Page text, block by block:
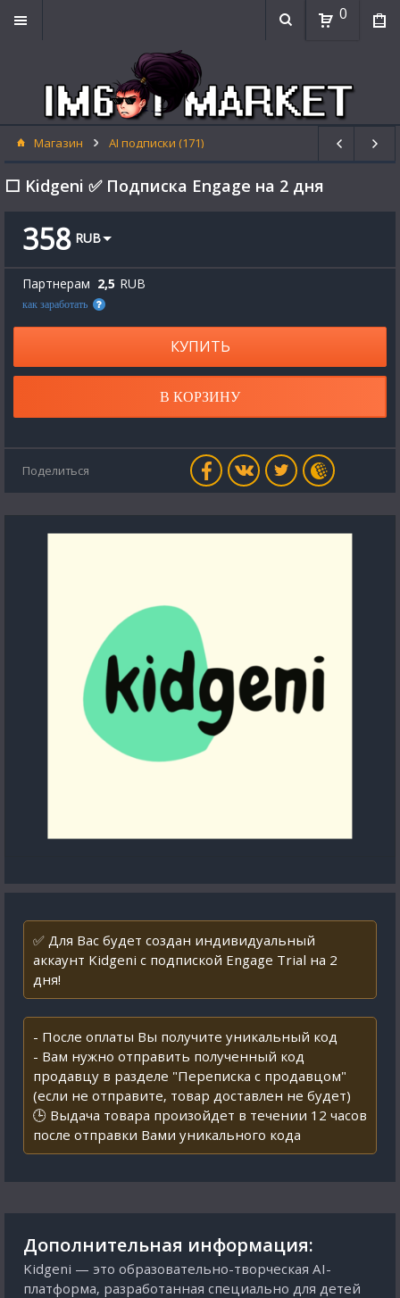
0
Магазин AI подписки (171)
⬜ Kidgeni ✅ Подписка Engage на 2 дня
358 RUB
Партнерам 2,5 RUB
как заработать
КУПИТЬ
В КОРЗИНУ
Поделиться
✅ Для Вас будет создан индивидуальный
аккаунт Kidgeni с подпиской Engage Trial на 2
дня!
- После оплаты Вы получите уникальный код
- Вам нужно отправить полученный код
продавцу в разделе "Переписка с продавцом"
(если не отправите, товар доставлен не будет)
🕒 Выдача товара произойдет в течении 12 часов
после отправки Вами уникального кода
Дополнительная информация:
Kidgeni — это образовательно-творческая AI-
платформа, разработанная специально для детей